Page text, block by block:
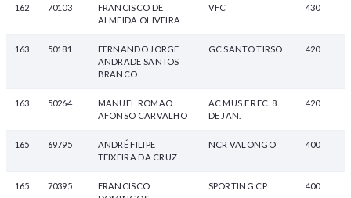
162 70103
FRANCISCO DE
ALMEIDA OLIVEIRA
VFC 430
163 50181
FERNANDO JORGE
ANDRADE SANTOS
BRANCO
GC SANTO TIRSO 420
163 50264
MANUEL ROMÃO
AFONSO CARVALHO
AC.MUS.E REC. 8
DE JAN.
420
165 69795
ANDRÉ FILIPE
TEIXEIRA DA CRUZ
NCR VALONGO 400
165 70395
FRANCISCO
SPORTING CP 400